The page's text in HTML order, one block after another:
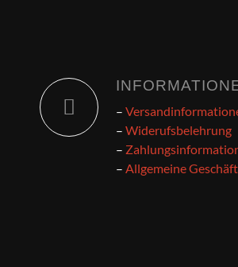
–
– Widerufsbelehrung
–
– Allgemeine